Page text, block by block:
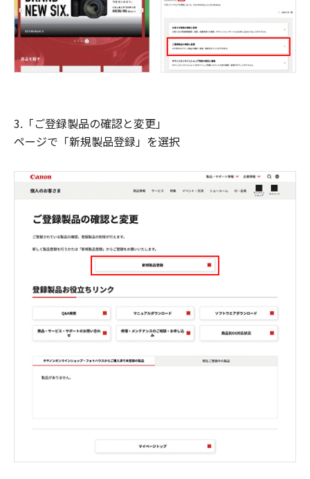
3.「ご登録製品の確認と変更」
ページで「新規製品登録」を選択